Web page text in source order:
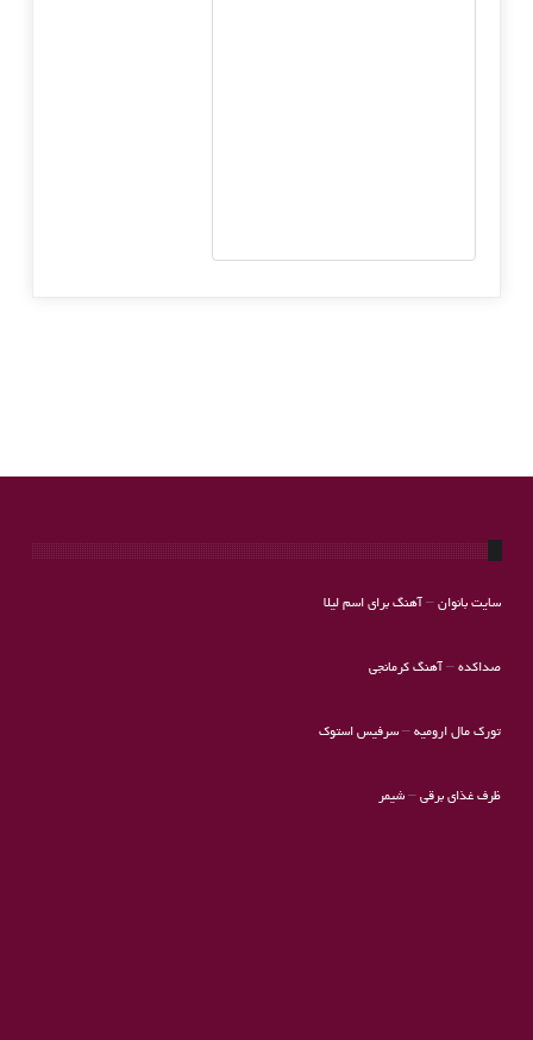
سایت بانوان– آهنگ برای اسم لیلا
صداکده– آهنگ کرمانجی
تورک مال ارومیه–سرفیس استوک
ظرف غذای برقی– شیمر